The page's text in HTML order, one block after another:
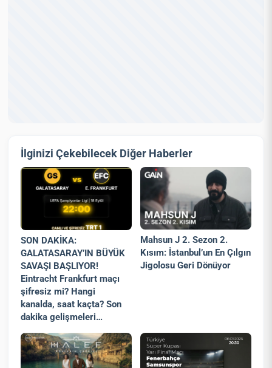
İlginizi Çekebilecek Diğer Haberler
SON DAKİKA:
GALATASARAY’IN BÜYÜK
SAVAŞI BAŞLIYOR!
Eintracht Frankfurt maçı
şifresiz mi? Hangi
kanalda, saat kaçta? Son
dakika gelişmeleri…
Mahsun J 2. Sezon 2.
Kısım: İstanbul’un En Çılgın
Jigolosu Geri Dönüyor